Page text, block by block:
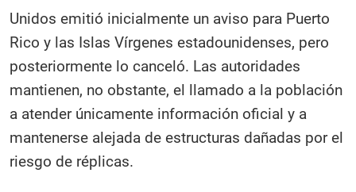
Unidos emitió inicialmente un aviso para Puerto
Rico y las Islas Vírgenes estadounidenses, pero
posteriormente lo canceló. Las autoridades
mantienen, no obstante, el llamado a la población
a atender únicamente información oficial y a
mantenerse alejada de estructuras dañadas por el
riesgo de réplicas.